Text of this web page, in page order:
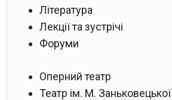
Література
Лекції та зустрічі
Форуми
Оперний театр
Театр ім. М. Заньковецької